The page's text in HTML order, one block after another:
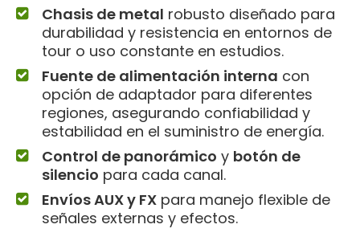
Chasis de metal robusto diseñado para
durabilidad y resistencia en entornos de
tour o uso constante en estudios.
Fuente de alimentación interna con
opción de adaptador para diferentes
regiones, asegurando confiabilidad y
estabilidad en el suministro de energía.
Control de panorámico y botón de
silencio para cada canal.
Envíos AUX y FX para manejo flexible de
señales externas y efectos.